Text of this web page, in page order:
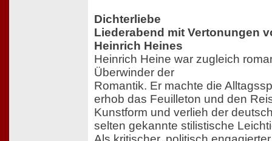
Dichterliebe
Liederabend mit Vertonungen
Heinrich Heines
Heinrich Heine war zugleich
Überwinder der
Romantik. Er machte die
erhob das Feuilleton und den
Kunstform und verlieh der
selten gekannte stilistische